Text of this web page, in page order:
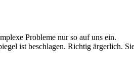
Probleme nur so auf uns ein.
ist beschlagen. Richtig ärgerlich.